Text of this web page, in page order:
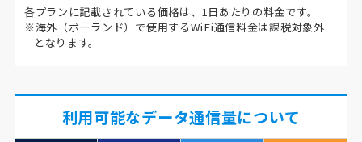
各プランに記載されている価格は、1日あたりの料金です。
※海外（ポーランド）で使用するWiFi通信料金は課税対象外
となります。
利用可能なデータ通信量について